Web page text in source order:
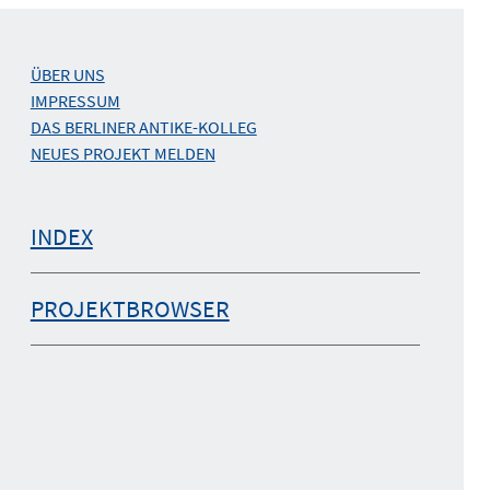
ÜBER UNS
IMPRESSUM
DAS BERLINER ANTIKE-KOLLEG
NEUES PROJEKT MELDEN
INDEX
PROJEKTBROWSER